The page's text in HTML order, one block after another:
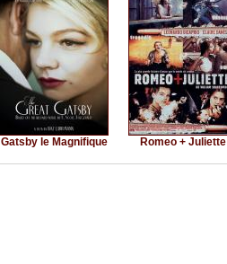
Gatsby le Magnifique Romeo + Juliette